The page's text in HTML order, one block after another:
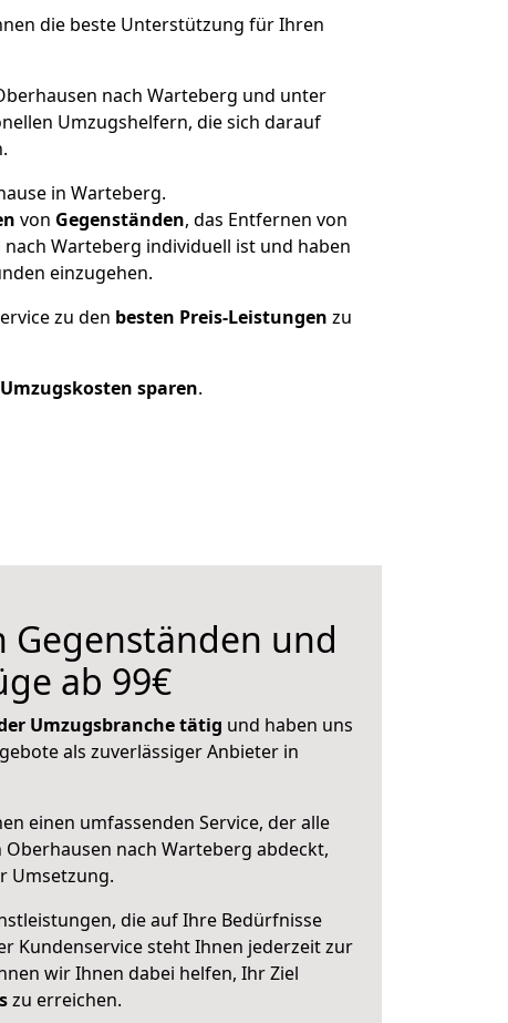
die beste Unterstützung für Ihren
nach Warteberg und unter
Umzugshelfern, die sich darauf
in Warteberg.
von Gegenständen, das Entfernen von
Warteberg individuell ist und haben
einzugehen.
zu den besten Preis-Leistungen zu
sparen.
Gegenständen und
ab 99€
Umzugsbranche tätig und haben uns
als zuverlässiger Anbieter in
einen umfassenden Service, der alle
nach Warteberg abdeckt,
Umsetzung.
die auf Ihre Bedürfnisse
Kundenservice steht Ihnen jederzeit zur
wir Ihnen dabei helfen, Ihr Ziel
zu erreichen.